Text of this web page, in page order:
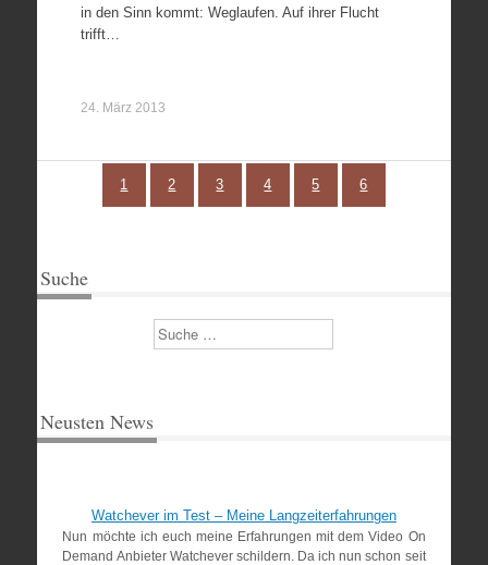
in den Sinn kommt: Weglaufen. Auf ihrer Flucht
trifft…
24. März 2013
1 2 3 4 5 6
Suche
Suchen
Neusten News
Watchever im Test – Meine Langzeiterfahrungen
Nun möchte ich euch meine Erfahrungen mit dem Video On
Demand Anbieter Watchever schildern. Da ich nun schon seit